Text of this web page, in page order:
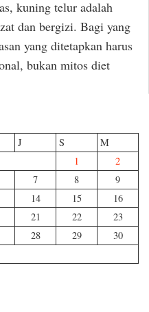
kuning telur adalah
dan bergizi. Bagi yang
yang ditetapkan harus
bukan mitos diet
J S
M
1
2
7 8
9
14 15
16
21 22
23
28 29
30